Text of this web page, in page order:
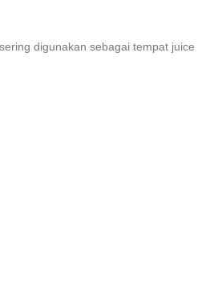
digunakan sebagai tempat juice